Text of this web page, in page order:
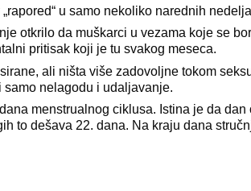
u samo nekoliko narednih
otkrilo da muškarci u vezama koje se
pritisak koji je tu svakog meseca.
ali ništa više zadovoljne tokom
nelagodu i udaljavanje.
menstrualnog ciklusa. Istina je da
to dešava 22. dana. Na kraju dana